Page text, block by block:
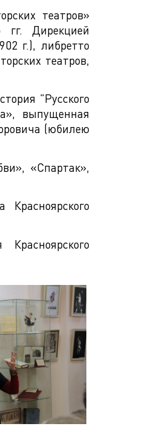
театров»
гг. Дирекцией
г.), либретто
театров,
"Русского
выпущенная
(юбилею
«Спартак»,